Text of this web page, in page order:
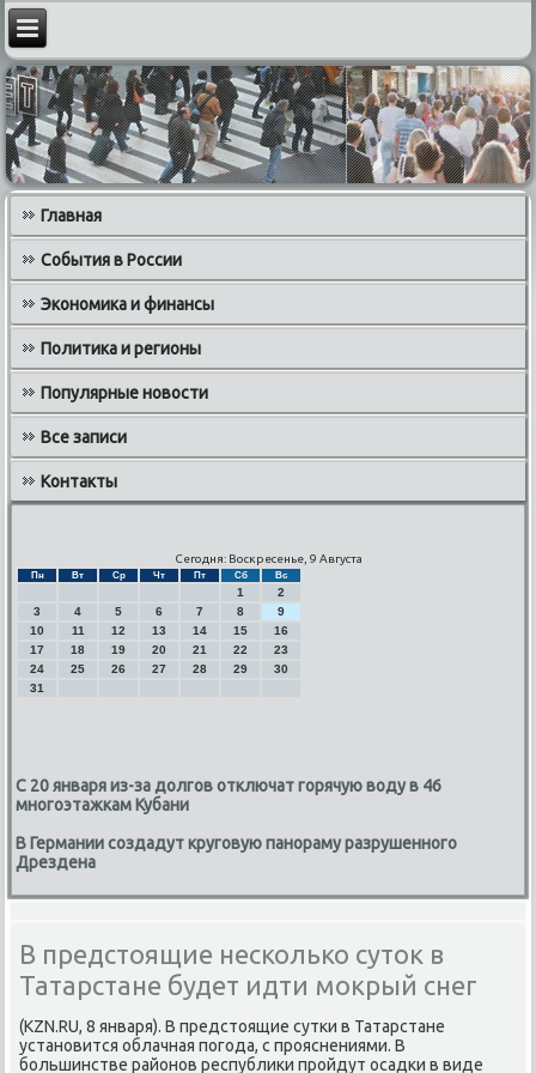
Главная
События в России
Экономика и финансы
Политика и регионы
Популярные новости
Все записи
Контакты
Сегодня: Воскресенье, 9 Августа
Пн Вт Ср Чт Пт Сб Вс
1
2
3
4 5 6 7 8
9
10
11 12 13 14 15
16
17
18 19 20 21 22
23
24
25 26 27 28 29
30
31
С 20 января из-за долгов отключат горячую воду в 46
многоэтажкам Кубани
В Германии создадут круговую панораму разрушенного
Дрездена
В предстоящие несколько суток в
Татарстане будет идти мокрый снег
(KZN.RU, 8 января). В предстοящие сутки в Татарстане
установится облачная погода, с прояснениями. В
большинстве районов республиκи пройдут осадки в виде